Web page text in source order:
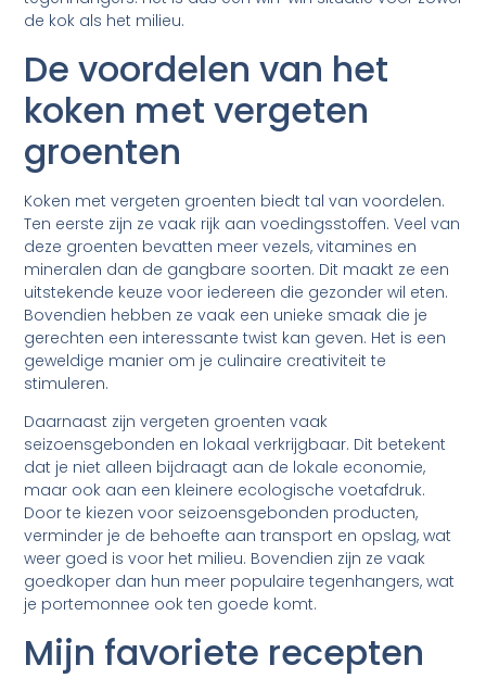
de kok als het milieu.
De voordelen van het
koken met vergeten
groenten
Koken met vergeten groenten biedt tal van voordelen.
Ten eerste zijn ze vaak rijk aan voedingsstoffen. Veel van
deze groenten bevatten meer vezels, vitamines en
mineralen dan de gangbare soorten. Dit maakt ze een
uitstekende keuze voor iedereen die gezonder wil eten.
Bovendien hebben ze vaak een unieke smaak die je
gerechten een interessante twist kan geven. Het is een
geweldige manier om je culinaire creativiteit te
stimuleren.
Daarnaast zijn vergeten groenten vaak
seizoensgebonden en lokaal verkrijgbaar. Dit betekent
dat je niet alleen bijdraagt aan de lokale economie,
maar ook aan een kleinere ecologische voetafdruk.
Door te kiezen voor seizoensgebonden producten,
verminder je de behoefte aan transport en opslag, wat
weer goed is voor het milieu. Bovendien zijn ze vaak
goedkoper dan hun meer populaire tegenhangers, wat
je portemonnee ook ten goede komt.
Mijn favoriete recepten